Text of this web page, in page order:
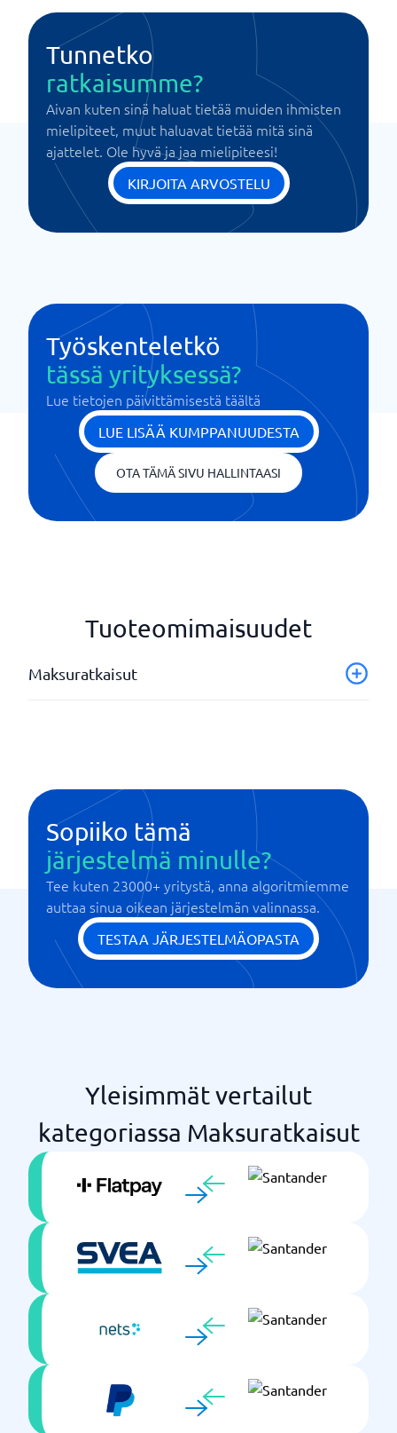
Tunnetko
ratkaisumme?
Aivan kuten sinä haluat tietää muiden ihmisten
mielipiteet, muut haluavat tietää mitä sinä
ajattelet. Ole hyvä ja jaa mielipiteesi!
KIRJOITA ARVOSTELU
Työskenteletkö
tässä yrityksessä?
Lue tietojen päivittämisestä täältä
LUE LISÄÄ KUMPPANUUDESTA
OTA TÄMÄ SIVU HALLINTAASI
Tuoteomimaisuudet
Maksuratkaisut
Sopiiko tämä
järjestelmä minulle?
Tee kuten 23000+ yritystä, anna algoritmiemme
auttaa sinua oikean järjestelmän valinnassa.
TESTAA JÄRJESTELMÄOPASTA
Yleisimmät vertailut
kategoriassa Maksuratkaisut